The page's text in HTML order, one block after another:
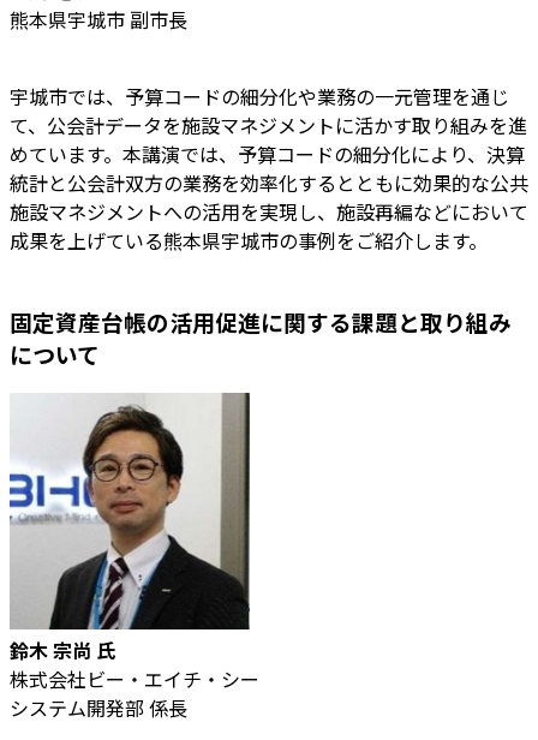
熊本県宇城市 副市長
宇城市では、予算コードの細分化や業務の一元管理を通じ
て、公会計データを施設マネジメントに活かす取り組みを進
めています。本講演では、予算コードの細分化により、決算
統計と公会計双方の業務を効率化するとともに効果的な公共
施設マネジメントへの活用を実現し、施設再編などにおいて
成果を上げている熊本県宇城市の事例をご紹介します。
固定資産台帳の活用促進に関する課題と取り組み
について
鈴木 宗尚 氏
株式会社ビー・エイチ・シー
システム開発部 係長